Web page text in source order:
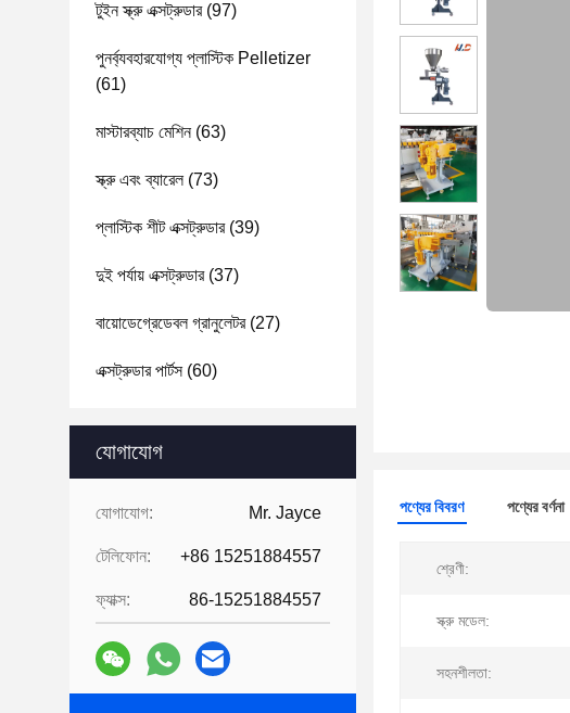
টুইন স্ক্রু এক্সট্রুডার(97)
পুনর্ব্যবহারযোগ্য প্লাস্টিক Pelletizer
(61)
মাস্টারব্যাচ মেশিন(63)
স্ক্রু এবং ব্যারেল(73)
প্লাস্টিক শীট এক্সট্রুডার(39)
দুই পর্যায় এক্সট্রুডার(37)
বায়োডেগ্রেডেবল গ্রানুলেটর(27)
এক্সট্রুডার পার্টস(60)
যোগাযোগ
যোগাযোগ: Mr. Jayce
টেলিফোন: +86 15251884557
ফ্যাক্স: 86-15251884557
পণ্যের বিবরণ পণ্যের বর্ণনা
শ্রেণী:
স্ক্রু মডেল:
সহনশীলতা: